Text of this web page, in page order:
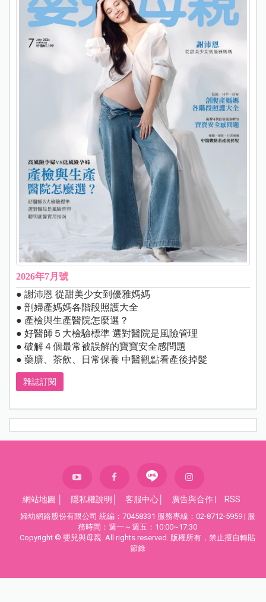
2026年7月號
● 謝沛恩 從甜美少女到優雅媽媽
● 剖婦產媽媽各階段照護大全
● 產檢與生產醫院怎麼選？
● 好醫師５大檢驗標準 選對醫院是風險管理
● 破解４個最常被誤解的寶寶安全感問題
● 藥膳、茶飲、日常保養 中醫觀點看產後掉髮
雜誌訂閱
網站地圖 隱私權說明 客服中心 廣告與合作 RSS
婦幼網路股份有限公司 統編：70458331 服務專線：02-8712-5959 | 服
務時間：週一～週五：10:00~17:30
Copyright © 嬰兒與母親. All rights reserved. 版權所有，禁止擅自轉貼
節錄